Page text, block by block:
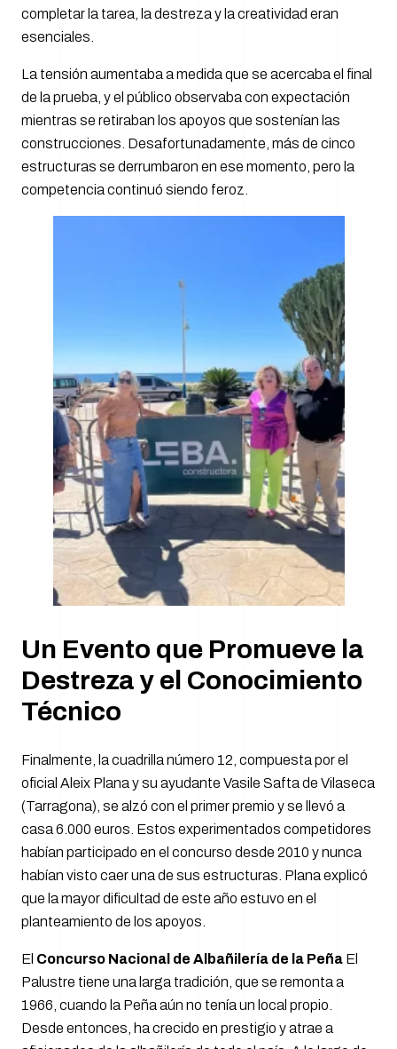
completar la tarea, la destreza y la creatividad eran
esenciales.
La tensión aumentaba a medida que se acercaba el final
de la prueba, y el público observaba con expectación
mientras se retiraban los apoyos que sostenían las
construcciones. Desafortunadamente, más de cinco
estructuras se derrumbaron en ese momento, pero la
competencia continuó siendo feroz.
Un Evento que Promueve la
Destreza y el Conocimiento
Técnico
Finalmente, la cuadrilla número 12, compuesta por el
oficial Aleix Plana y su ayudante Vasile Safta de Vilaseca
(Tarragona), se alzó con el primer premio y se llevó a
casa 6.000 euros. Estos experimentados competidores
habían participado en el concurso desde 2010 y nunca
habían visto caer una de sus estructuras. Plana explicó
que la mayor dificultad de este año estuvo en el
planteamiento de los apoyos.
El Concurso Nacional de Albañilería de la Peña El
Palustre tiene una larga tradición, que se remonta a
1966, cuando la Peña aún no tenía un local propio.
Desde entonces, ha crecido en prestigio y atrae a